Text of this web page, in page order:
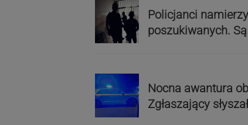
Policjanci
poszukiwanych.
Nocna awantura
Zgłaszający